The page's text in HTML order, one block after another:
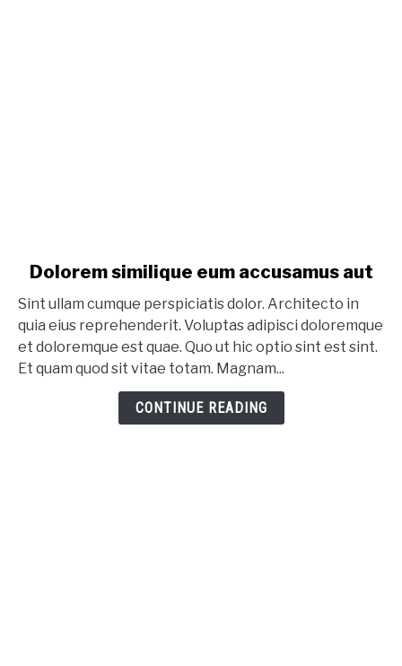
link to Dolorem similique eum accusamus aut
Dolorem similique eum accusamus aut
Sint ullam cumque perspiciatis dolor. Architecto in
quia eius reprehenderit. Voluptas adipisci doloremque
et doloremque est quae. Quo ut hic optio sint est sint.
Et quam quod sit vitae totam. Magnam...
CONTINUE READING